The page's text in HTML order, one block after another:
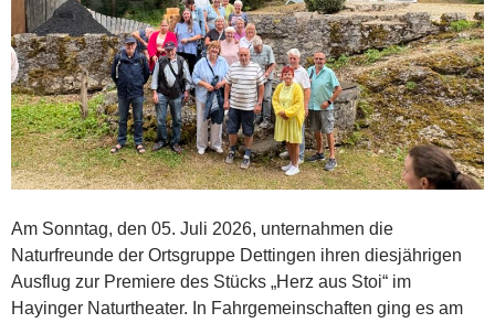
Am Sonntag, den 05. Juli 2026, unternahmen die
Naturfreunde der Ortsgruppe Dettingen ihren diesjährigen
Ausflug zur Premiere des Stücks „Herz aus Stoi“ im
Hayinger Naturtheater. In Fahrgemeinschaften ging es am